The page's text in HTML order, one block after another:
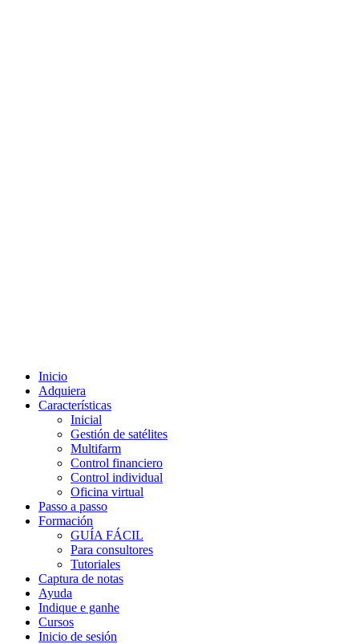
Inicio
Adquiera
Características
Inicial
Gestión de satélites
Multifarm
Control financiero
Control individual
Oficina virtual
Passo a passo
Formación
GUÍA FÁCIL
Para consultores
Tutoriales
Captura de notas
Ayuda
Indique e ganhe
Cursos
Inicio de sesión